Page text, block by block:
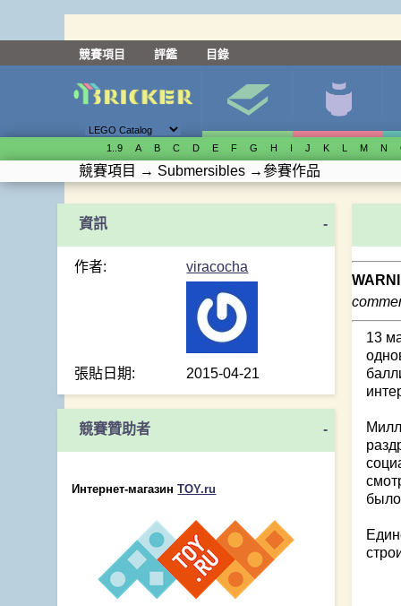
競賽項目 評鑑 目錄
1..9 A B C D E F G H I J K L M N
競賽項目 → Submersibles →參賽作品
-
作者: viracocha
張貼日期: 2015-04-21
競賽贊助者 -
Интернет-магазинTOY.ru
13